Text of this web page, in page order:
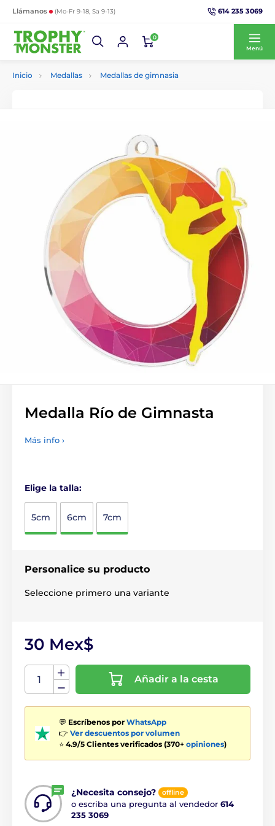
Llámanos (Mo-Fr 9-18, Sa 9-13) 614 235 3069
0
Menú
Inicio Medallas Medallas de gimnasia
Medalla Río de Gimnasta
Más info ›
Elige la talla:
5cm 6cm 7cm
Personalice su producto
Seleccione primero una variante
30 Mex$
Añadir a la cesta
💬 Escríbenos por WhatsApp
👉 Ver descuentos por volumen
⭐ 4.9/5 Clientes verificados (370+ opiniones)
¿Necesita consejo? offline
o escriba una pregunta al vendedor 614
235 3069